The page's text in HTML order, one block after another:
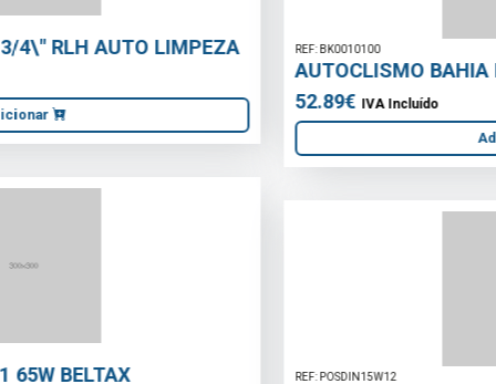
REF: BK0010100
AUTOCLISMO BAHIA DUO EXTERIOR BRANCO
52.89€IVA Incluído
Adicionar
REF: POSDIN15W12